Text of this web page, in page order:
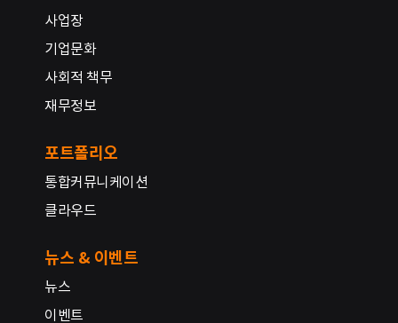
사업장
기업문화
사회적 책무
재무정보
포트폴리오
통합커뮤니케이션
클라우드
뉴스 & 이벤트
뉴스
이벤트